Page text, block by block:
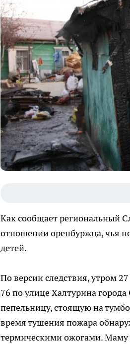
Как сообщает региональный
отношении оренбуржца, чья
детей.
По версии следствия, утром
76 по улице Халтурина
пепельницу, стоящую на
время тушения пожара
термическими ожогами. Маму